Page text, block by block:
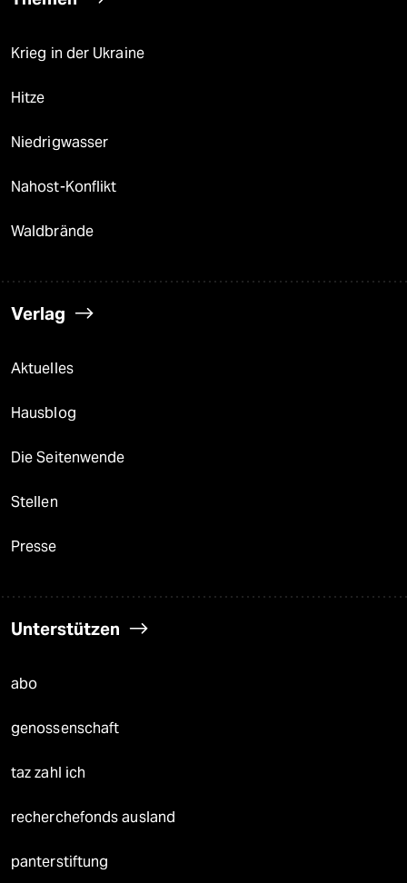
Krieg in der Ukraine
Hitze
Niedrigwasser
Nahost-Konflikt
Waldbrände
Verlag
Aktuelles
Hausblog
Die Seitenwende
Stellen
Presse
Unterstützen
abo
genossenschaft
taz zahl ich
recherchefonds ausland
panterstiftung